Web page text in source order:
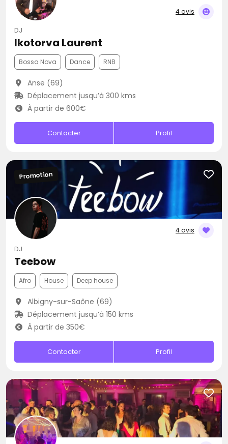
4 avis
DJ
Ikotorva Laurent
Bossa Nova Dance RNB
Anse (69)
Déplacement jusqu’à 300 kms
À partir de 600€
Contacter Profil
4 avis
Promotion
DJ
Teebow
Afro House Deep house
Albigny-sur-Saône (69)
Déplacement jusqu’à 150 kms
À partir de 350€
Contacter Profil